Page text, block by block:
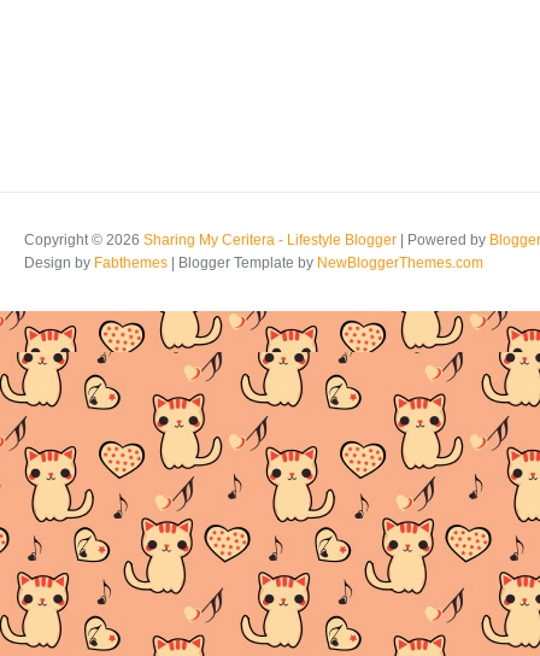
Copyright © 2026 Sharing My Ceritera - Lifestyle Blogger | Powered by Blogger
Design by Fabthemes | Blogger Template by NewBloggerThemes.com